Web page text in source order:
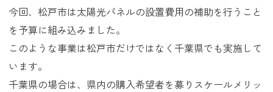
今回、松戸市は太陽光パネルの設置費用の補助を行うこと
を予算に組み込みました。
このような事業は松戸市だけではなく千葉県でも実施して
います。
千葉県の場合は、県内の購入希望者を募りスケールメリッ